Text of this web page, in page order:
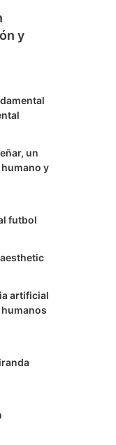
y
un
y
futbol
artificial